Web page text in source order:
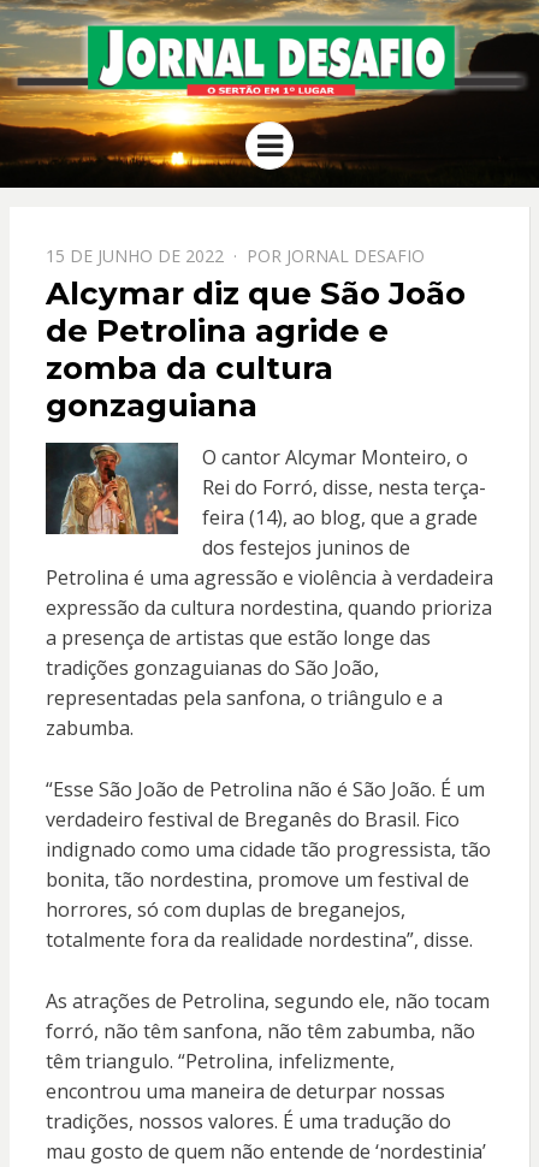
JORNAL
DESAFIO
O Sertão em 1º Lugar
Menu
PPOSTADO
EM
15 DE JUNHO DE 2022 POR JORNAL DESAFIO
Alcymar diz que São João
de Petrolina agride e
zomba da cultura
gonzaguiana
O cantor Alcymar Monteiro, o
Rei do Forró, disse, nesta terça-
feira (14), ao blog, que a grade
dos festejos juninos de
Petrolina é uma agressão e violência à verdadeira
expressão da cultura nordestina, quando prioriza
a presença de artistas que estão longe das
tradições gonzaguianas do São João,
representadas pela sanfona, o triângulo e a
zabumba.
“Esse São João de Petrolina não é São João. É um
verdadeiro festival de Breganês do Brasil. Fico
indignado como uma cidade tão progressista, tão
bonita, tão nordestina, promove um festival de
horrores, só com duplas de breganejos,
totalmente fora da realidade nordestina”, disse.
As atrações de Petrolina, segundo ele, não tocam
forró, não têm sanfona, não têm zabumba, não
têm triangulo. “Petrolina, infelizmente,
encontrou uma maneira de deturpar nossas
tradições, nossos valores. É uma tradução do
mau gosto de quem não entende de ‘nordestinia’